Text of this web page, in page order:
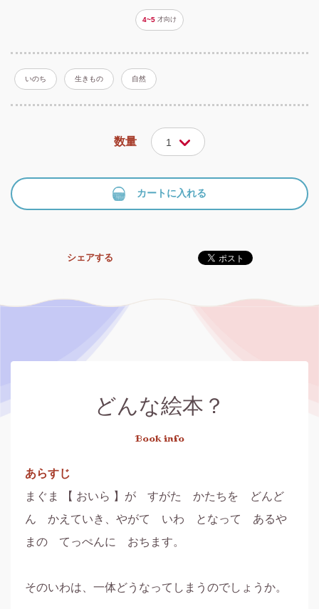
4~5 才向け
いのち 生きもの 自然
数量 1
カートに入れる
シェアする
どんな絵本？
Book info
あらすじ
まぐま 【 おいら 】が　すがた　かたちを　どんど
ん　かえていき、やがて　いわ　となって　あるや
まの　てっぺんに　おちます。
そのいわは、一体どうなってしまうのでしょうか。